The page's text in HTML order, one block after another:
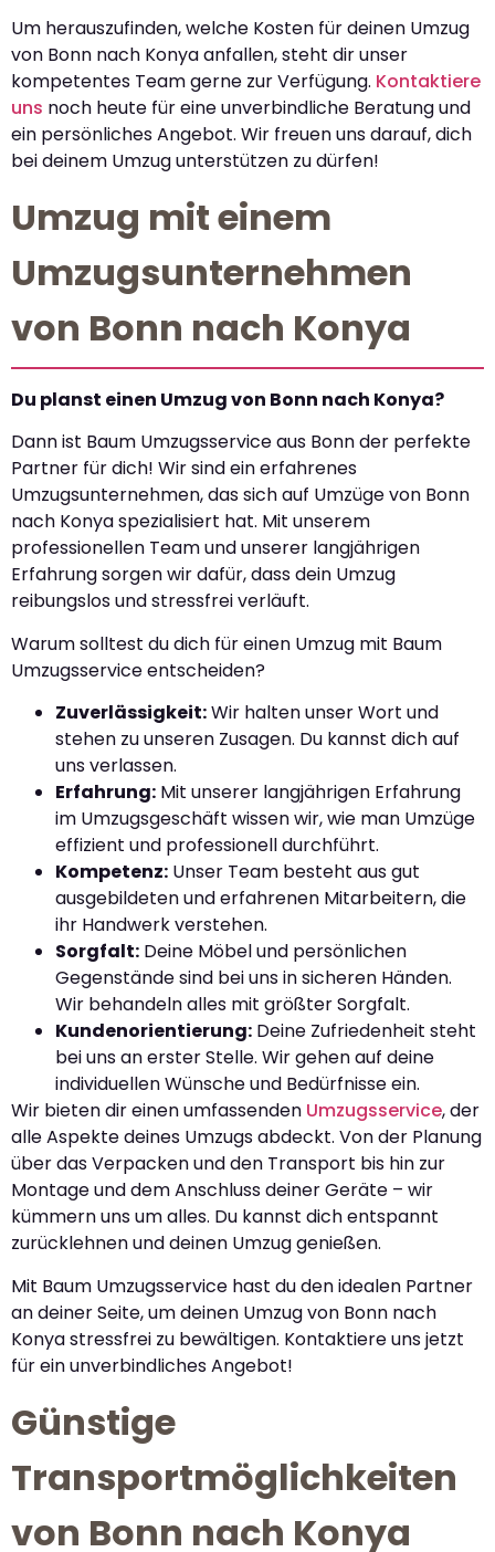
Um herauszufinden, welche Kosten für deinen Umzug
von Bonn nach Konya anfallen, steht dir unser
kompetentes Team gerne zur Verfügung. Kontaktiere
uns noch heute für eine unverbindliche Beratung und
ein persönliches Angebot. Wir freuen uns darauf, dich
bei deinem Umzug unterstützen zu dürfen!
Umzug mit einem
Umzugsunternehmen
von Bonn nach Konya
Du planst einen Umzug von Bonn nach Konya?
Dann ist Baum Umzugsservice aus Bonn der perfekte
Partner für dich! Wir sind ein erfahrenes
Umzugsunternehmen, das sich auf Umzüge von Bonn
nach Konya spezialisiert hat. Mit unserem
professionellen Team und unserer langjährigen
Erfahrung sorgen wir dafür, dass dein Umzug
reibungslos und stressfrei verläuft.
Warum solltest du dich für einen Umzug mit Baum
Umzugsservice entscheiden?
Zuverlässigkeit:Wir halten unser Wort und
stehen zu unseren Zusagen. Du kannst dich auf
uns verlassen.
Erfahrung: Mit unserer langjährigen Erfahrung
im Umzugsgeschäft wissen wir, wie man Umzüge
effizient und professionell durchführt.
Kompetenz: Unser Team besteht aus gut
ausgebildeten und erfahrenen Mitarbeitern, die
ihr Handwerk verstehen.
Sorgfalt: Deine Möbel und persönlichen
Gegenstände sind bei uns in sicheren Händen.
Wir behandeln alles mit größter Sorgfalt.
Kundenorientierung: Deine Zufriedenheit steht
bei uns an erster Stelle. Wir gehen auf deine
individuellen Wünsche und Bedürfnisse ein.
Wir bieten dir einen umfassenden Umzugsservice, der
alle Aspekte deines Umzugs abdeckt. Von der Planung
über das Verpacken und den Transport bis hin zur
Montage und dem Anschluss deiner Geräte – wir
kümmern uns um alles. Du kannst dich entspannt
zurücklehnen und deinen Umzug genießen.
Mit Baum Umzugsservice hast du den idealen Partner
an deiner Seite, um deinen Umzug von Bonn nach
Konya stressfrei zu bewältigen. Kontaktiere uns jetzt
für ein unverbindliches Angebot!
Günstige
Transportmöglichkeiten
von Bonn nach Konya